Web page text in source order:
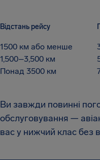
Відстань рейсу
1500 км або менше
1,500–3,500 км
Понад 3500 км
Ви завжди повинні
обслуговування —
вас у нижчий клас без